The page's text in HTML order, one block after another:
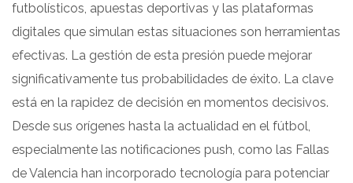
futbolísticos, apuestas deportivas y las plataformas
digitales que simulan estas situaciones son herramientas
efectivas. La gestión de esta presión puede mejorar
significativamente tus probabilidades de éxito. La clave
está en la rapidez de decisión en momentos decisivos.
Desde sus orígenes hasta la actualidad en el fútbol,
especialmente las notificaciones push, como las Fallas
de Valencia han incorporado tecnología para potenciar